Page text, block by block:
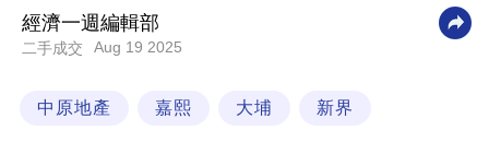
業
科
經濟一週編輯部
二手成交 Aug 19 2025
中原地產 嘉熙 大埔 新界